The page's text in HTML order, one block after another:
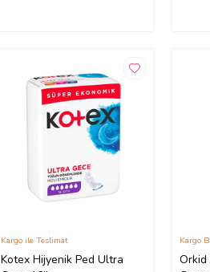
Kotex Hijyenik Ped Ultra
Kargo ile Teslimat
Orkid
Kargo